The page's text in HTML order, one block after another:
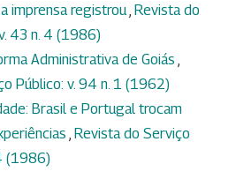
imprensa registrou Revista do
43 n. 4 (1986)
Administrativa de Goiás
Público: v. 94 n. 1 (1962)
Brasil e Portugal trocam
Revista do Serviço
(1986)